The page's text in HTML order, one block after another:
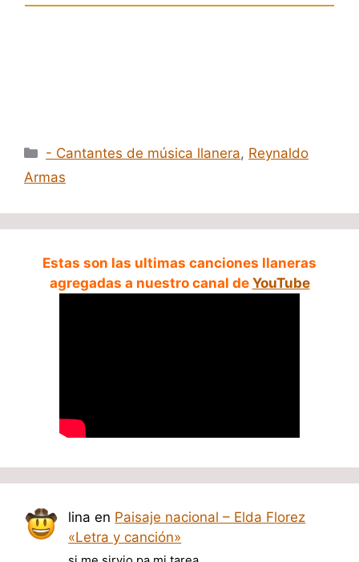
Categorías
- Cantantes de música llanera, Reynaldo
Armas
Estas son las ultimas canciones llaneras
agregadas a nuestro canal de YouTube
lina en Paisaje nacional – Elda Florez
«Letra y canción»